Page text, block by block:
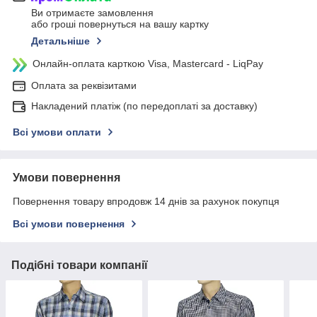
Ви отримаєте замовлення
або гроші повернуться на вашу картку
Детальніше
Онлайн-оплата карткою Visa, Mastercard - LiqPay
Оплата за реквізитами
Накладений платіж (по передоплаті за доставку)
Всі умови оплати
Умови повернення
Повернення товару впродовж 14 днів за рахунок покупця
Всі умови повернення
Подібні товари компанії